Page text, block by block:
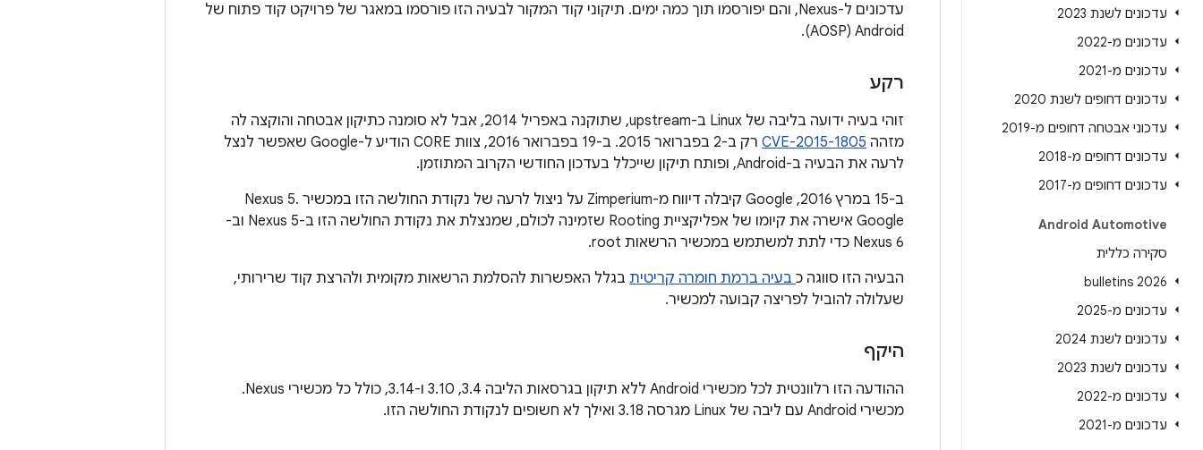
עדכונים לשנת 2023
עדכונים מ-2022
עדכונים מ-2021
עדכונים דחופים לשנת 2020
עדכוני אבטחה דחופים מ-2019
עדכונים דחופים מ-2018
עדכונים דחופים מ-2017
Android Automotive
סקירה כללית
2026 bulletins
עדכונים מ-2025
עדכונים לשנת 2024
עדכונים לשנת 2023
עדכונים מ-2022
עדכונים מ-2021
עדכונים ל-Nexus, והם יפורסמו תוך כמה ימים. תיקוני קוד המקור לבעיה הזו פורסמו במאגר של פרויקט קוד פתוח של
Android‏ (AOSP).
רקע
זוהי בעיה ידועה בליבה של Linux ב-upstream, שתוקנה באפריל 2014, אבל לא סומנה כתיקון אבטחה והוקצה לה
מזהה CVE-2015-1805
רק ב-2 בפברואר 2015. ב-19 בפברואר 2016, צוות C0RE הודיע ל-Google שאפשר לנצל
לרעה את הבעיה ב-Android, ופותח תיקון שייכלל בעדכון החודשי הקרוב המתוזמן.
ב-15 במרץ 2016, Google קיבלה דיווח מ-Zimperium על ניצול לרעה של נקודת החולשה הזו במכשיר Nexus 5.
Google אישרה את קיומו של אפליקציית Rooting שזמינה לכולם, שמנצלת את נקודת החולשה הזו ב-Nexus 5 וב-
Nexus 6 כדי לתת למשתמש במכשיר הרשאות root.
הבעיה הזו סווגה כ בעיה ברמת חומרה קריטית בגלל האפשרות להסלמת הרשאות מקומית ולהרצת קוד שרירותי,
שעלולה להוביל לפריצה קבועה למכשיר.
היקף
ההודעה הזו רלוונטית לכל מכשירי Android ללא תיקון בגרסאות הליבה 3.4,‏ 3.10 ו-3.14, כולל כל מכשירי Nexus.
מכשירי Android עם ליבה של Linux מגרסה 3.18 ואילך לא חשופים לנקודת החולשה הזו.